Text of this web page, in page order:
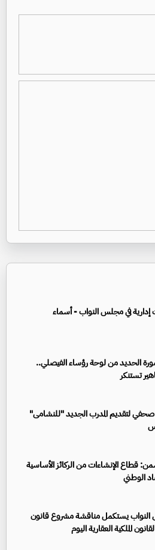
إدارية في مجلس النواب - أسماء
الحديد من لوحة رؤساء الفيصلي..
تستنكر
لتقديم المدرب الجديد "للنشامى"
قطاع الإنشاءات من الركائز الأساسية
الوطني
يستكمل مناقشة مشروع قانون
الملكية العقارية اليوم